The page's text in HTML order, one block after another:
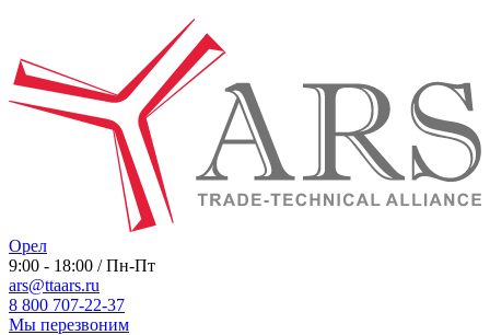
Орел
9:00 - 18:00 / Пн-Пт
ars@ttaars.ru
8 800 707-22-37
Мы перезвоним